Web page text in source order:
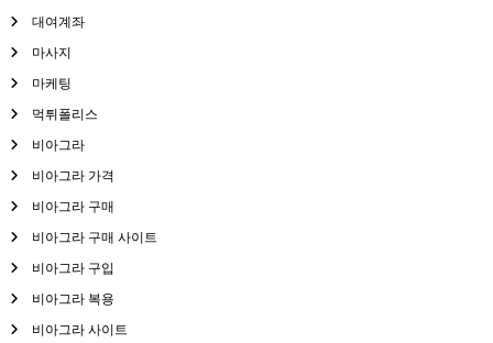
대여계좌
마사지
마케팅
먹튀폴리스
비아그라
비아그라 가격
비아그라 구매
비아그라 구매 사이트
비아그라 구입
비아그라 복용
비아그라 사이트